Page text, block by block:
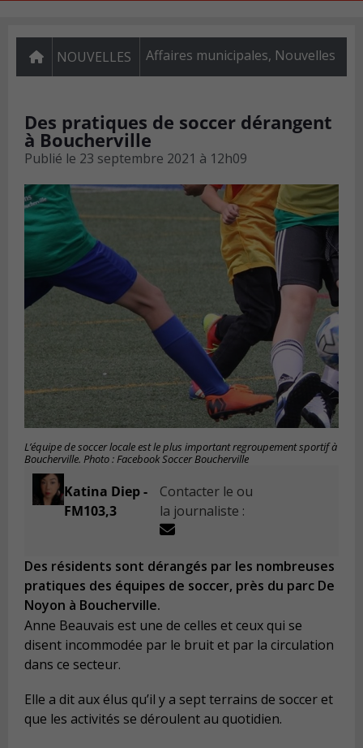
NOUVELLES Affaires municipales, Nouvelles
Des pratiques de soccer dérangent
à Boucherville
Publié le 23 septembre 2021 à 12h09
L’équipe de soccer locale est le plus important regroupement sportif à
Boucherville. Photo : Facebook Soccer Boucherville
Katina Diep -
FM103,3
Contacter le ou
la journaliste :
Des résidents sont dérangés par les nombreuses
pratiques des équipes de soccer, près du parc De
Noyon à Boucherville.
Anne Beauvais est une de celles et ceux qui se
disent incommodée par le bruit et par la circulation
dans ce secteur.
Elle a dit aux élus qu’il y a sept terrains de soccer et
que les activités se déroulent au quotidien.